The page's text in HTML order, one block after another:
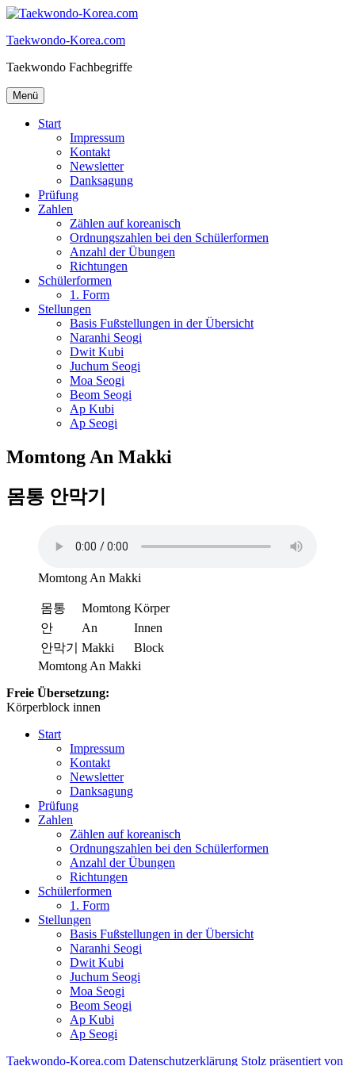
Zum
springen
Taekwondo-Korea.com
Taekwondo Fachbegriffe
Menü
Start
Impressum
Kontakt
Newsletter
Danksagung
Prüfung
Zahlen
Zählen auf koreanisch
Ordnungszahlen bei den Schülerformen
Anzahl der Übungen
Richtungen
Schülerformen
1. Form
Stellungen
Basis Fußstellungen in der Übersicht
Naranhi Seogi
Dwit Kubi
Juchum Seogi
Moa Seogi
Beom Seogi
Ap Kubi
Ap Seogi
Momtong An Makki
몸통 안막기
Momtong An Makki
몸통 Momtong Körper
안
An
Innen
안막기
Makki
Block
Momtong An Makki
Freie Übersetzung:
Körperblock innen
Start
Impressum
Kontakt
Newsletter
Danksagung
Prüfung
Zahlen
Zählen auf koreanisch
Ordnungszahlen bei den Schülerformen
Anzahl der Übungen
Richtungen
Schülerformen
1. Form
Stellungen
Basis Fußstellungen in der Übersicht
Naranhi Seogi
Dwit Kubi
Juchum Seogi
Moa Seogi
Beom Seogi
Ap Kubi
Ap Seogi
Taekwondo-Korea.com Datenschutzerklärung Stolz präsentiert von